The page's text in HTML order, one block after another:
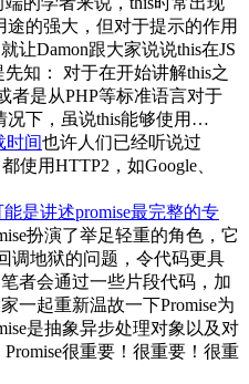
途的强大，但对于提示的作用
让Damon跟大家说说this在JS
知： 对于在开始讲解this之
者是从PHP等标准语言对于
况下，虽说this能够使用…
时间也许人们已经听说过
使用HTTP2，如Google、
是讲述promise最完整的专
扮演了举足轻重的角色，它
调地狱的问题，令代码更具
者会通过一些片段代码，加
一起重新温故一下Promise为
是抽象异步处理对象以及对
很重要！很重要！很重